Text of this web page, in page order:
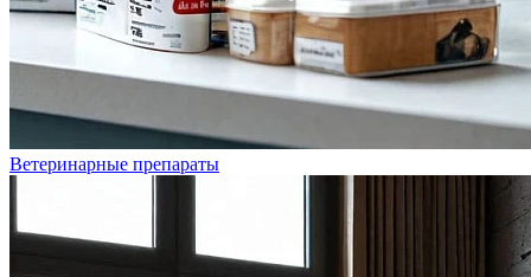
Ветеринарные препараты